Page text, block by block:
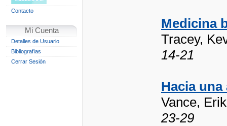
Contacto
Mi Cuenta
Detalles de Usuario
Bibliografías
Cerrar Sesión
Medicina
Tracey,
14-21
Hacia
Vance, Erik
23-29